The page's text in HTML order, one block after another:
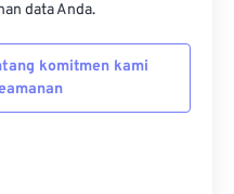
data Anda.
komitmen kami